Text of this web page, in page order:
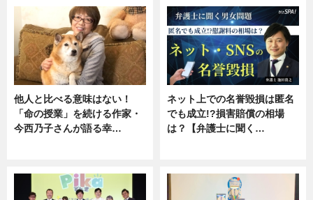
他人と比べる意味はない！
「命の授業」を続ける作家・
今西乃子さんが語る幸…
ネット上での名誉毀損は匿名
でも成立!?損害賠償の相場
は？【弁護士に聞く…